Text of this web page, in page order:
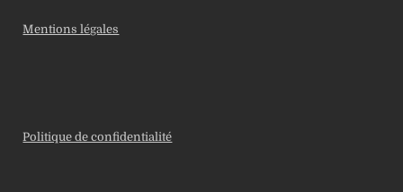
Mentions légales
Politique de confidentialité